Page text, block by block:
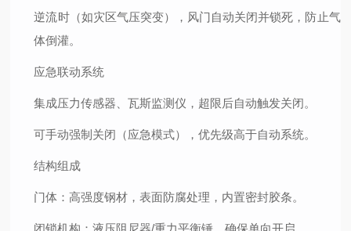
逆流时（如灾区气压突变），风门自动关闭并锁死，防止气
体倒灌。
应急联动系统
集成压力传感器、瓦斯监测仪，超限后自动触发关闭。
可手动强制关闭（应急模式），优先级高于自动系统。
结构组成
门体：高强度钢材，表面防腐处理，内置密封胶条。